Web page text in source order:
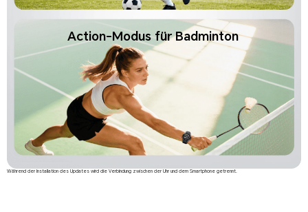
Action-Modus für Badminton
Während der Installation des Updates wird die Verbindung zwischen der Uhr und dem Smartphone getrennt.